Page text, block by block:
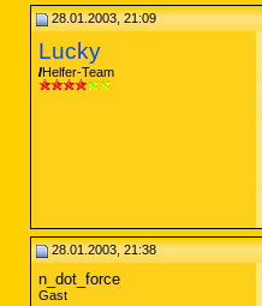
28.01.2003, 21:09
Lucky
Helfer-Team
28.01.2003, 21:38
n_dot_force
Gast